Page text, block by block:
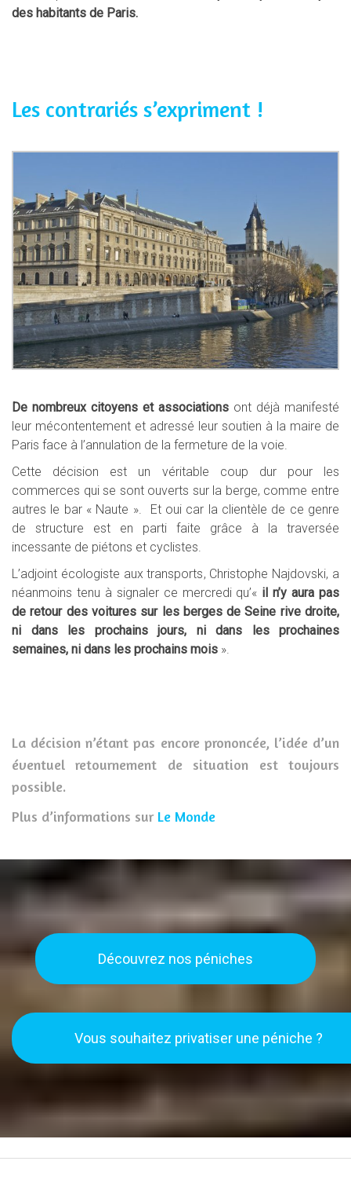
des habitants de Paris.
Les contrariés s’expriment !
De nombreux citoyens et associations ont déjà manifesté
leur mécontentement et adressé leur soutien à la maire de
Paris face à l’annulation de la fermeture de la voie.
Cette décision est un véritable coup dur pour les
commerces qui se sont ouverts sur la berge, comme entre
autres le bar « Naute ».
Et oui car la clientèle de ce genre
de structure est en parti faite grâce à la traversée
incessante de piétons et cyclistes.
L’adjoint écologiste aux transports, Christophe Najdovski, a
néanmoins tenu à signaler ce mercredi qu’« il n’y aura pas
de retour des voitures sur les berges de Seine rive droite,
ni dans les prochains jours, ni dans les prochaines
semaines, ni dans les prochains mois ».
La décision n’étant pas encore prononcée, l’idée d’un
éventuel retournement de situation est toujours
possible.
Plus d’informations sur Le Monde
Découvrez nos péniches
Vous souhaitez privatiser une péniche ?